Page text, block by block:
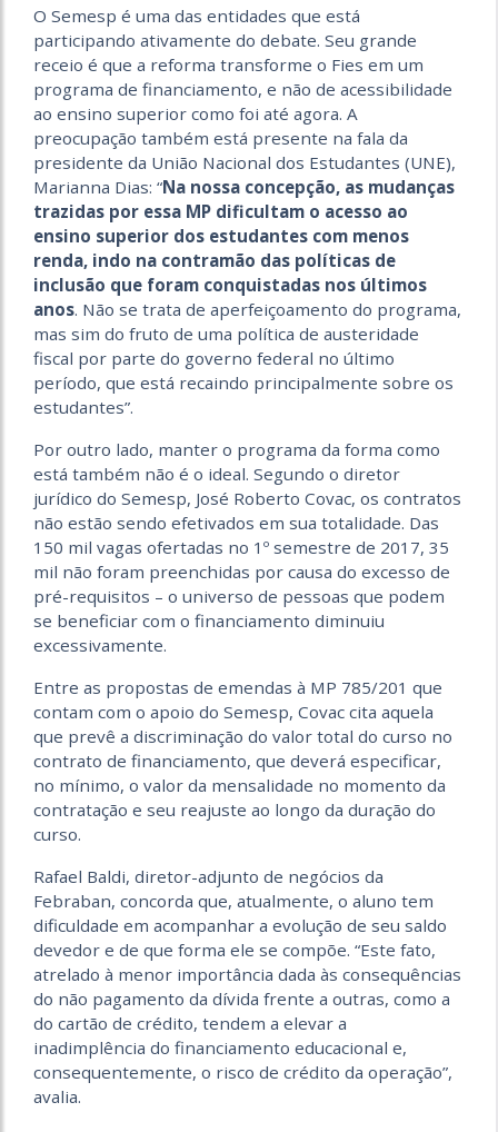
O Semesp é uma das entidades que está
participando ativamente do debate. Seu grande
receio é que a reforma transforme o Fies em um
programa de financiamento, e não de acessibilidade
ao ensino superior como foi até agora. A
preocupação também está presente na fala da
presidente da União Nacional dos Estudantes (UNE),
Marianna Dias: “Na nossa concepção, as mudanças
trazidas por essa MP dificultam o acesso ao
ensino superior dos estudantes com menos
renda, indo na contramão das políticas de
inclusão que foram conquistadas nos últimos
anos. Não se trata de aperfeiçoamento do programa,
mas sim do fruto de uma política de austeridade
fiscal por parte do governo federal no último
período, que está recaindo principalmente sobre os
estudantes”.
Por outro lado, manter o programa da forma como
está também não é o ideal. Segundo o diretor
jurídico do Semesp, José Roberto Covac, os contratos
não estão sendo efetivados em sua totalidade. Das
150 mil vagas ofertadas no 1º semestre de 2017, 35
mil não foram preenchidas por causa do excesso de
pré-requisitos – o universo de pessoas que podem
se beneficiar com o financiamento diminuiu
excessivamente.
Entre as propostas de emendas à MP 785/201 que
contam com o apoio do Semesp, Covac cita aquela
que prevê a discriminação do valor total do curso no
contrato de financiamento, que deverá especificar,
no mínimo, o valor da mensalidade no momento da
contratação e seu reajuste ao longo da duração do
curso.
Rafael Baldi, diretor-adjunto de negócios da
Febraban, concorda que, atualmente, o aluno tem
dificuldade em acompanhar a evolução de seu saldo
devedor e de que forma ele se compõe. “Este fato,
atrelado à menor importância dada às consequências
do não pagamento da dívida frente a outras, como a
do cartão de crédito, tendem a elevar a
inadimplência do financiamento educacional e,
consequentemente, o risco de crédito da operação”,
avalia.